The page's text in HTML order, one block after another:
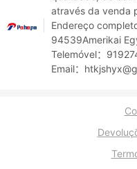
através da venda
Endereço
94539Amerikai
Telemóvel：
Email：